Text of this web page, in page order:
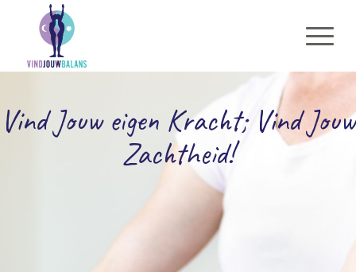
Vind Jouw eigen Kracht; Vind Jouw
Zachtheid!